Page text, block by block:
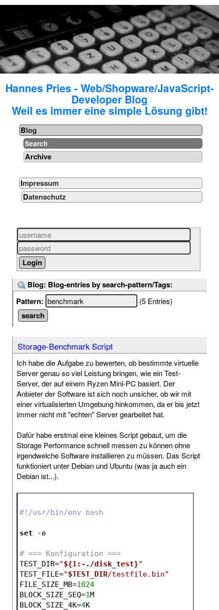
Hannes Pries - Web/Shopware/JavaScript-
Developer Blog
Weil es immer eine simple Lösung gibt!
Blog
Search
Archive
Impressum
Datenschutz
Blog: Blog-entries by search-pattern/Tags:
Pattern:
(5 Entries)
Storage-Benchmark Script
Ich habe die Aufgabe zu bewerten, ob bestimmte virtuelle
Server genau so viel Leistung bringen, wie ein Test-
Server, der auf einem Ryzen Mini-PC basiert. Der
Anbieter der Software ist sich noch unsicher, ob wir mit
einer virtualisierten Umgebung hinkommen, da er bis jetzt
immer nicht mit "echten" Server gearbeitet hat.
Dafür habe erstmal eine kleines Script gebaut, um die
Storage Performance schnell messen zu können ohne
irgendwelche Software installieren zu müssen. Das Script
funktioniert unter Debian und Ubuntu (was ja auch ein
Debian ist...).
#!/usr/bin/env bash
set -e
# === Konfiguration ===
TEST_DIR="${1:-./disk_test}"
TEST_FILE="$TEST_DIR/testfile.bin"
FILE_SIZE_MB=1024
BLOCK_SIZE_SEQ=1M
BLOCK_SIZE_4K=4K